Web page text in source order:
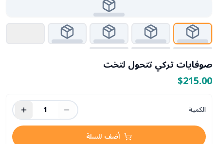
صوفايات تركي تتحول لتخت
$215.00
الكمية
1
أضف للسلة